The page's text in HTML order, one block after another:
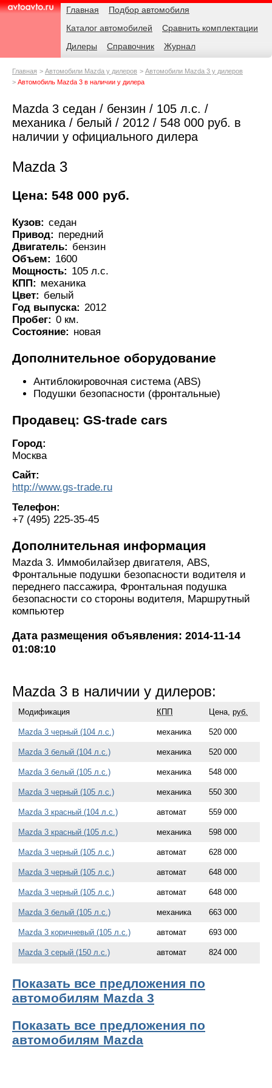
AvtoAvto.ru
Навигация Главная
Подбор автомобиля
Каталог автомобилей
Сравнить комплектации
Дилеры
Справочник Журнал
Родительские
Главная Автомобили Mazda у дилеров
Автомобили Mazda 3 у дилеров
Автомобиль Mazda 3 в наличии у дилера
Mazda 3 седан / бензин / 105 л.с. /
механика / белый / 2012 / 548 000 руб. в
наличии у официального дилера
Mazda 3
Цена: 548 000 руб.
Кузов: седан
Привод: передний
Двигатель: бензин
Объем: 1600
Мощность: 105 л.с.
КПП: механика
Цвет: белый
Год выпуска: 2012
Пробег: 0 км.
Состояние: новая
Дополнительное оборудование
Антиблокировочная система (ABS)
Подушки безопасности (фронтальные)
Продавец: GS-trade cars
Город:
Москва
Сайт:
http://www.gs-trade.ru
Телефон:
+7 (495) 225-35-45
Дополнительная информация
Mazda 3. Иммобилайзер двигателя, ABS,
Фронтальные подушки безопасности водителя и
переднего пассажира, Фронтальная подушка
безопасности со стороны водителя, Маршрутный
компьютер
Дата размещения объявления: 2014-11-14
01:08:10
Mazda 3 в наличии у дилеров:
Модификация КПП Цена, руб.
Mazda 3 черный (104 л.с.) механика 520 000
Mazda 3 белый (104 л.с.) механика 520 000
Mazda 3 белый (105 л.с.) механика 548 000
Mazda 3 черный (105 л.с.) механика 550 300
Mazda 3 красный (104 л.с.) автомат 559 000
Mazda 3 красный (105 л.с.) механика 598 000
Mazda 3 черный (105 л.с.) автомат 628 000
Mazda 3 черный (105 л.с.) автомат 648 000
Mazda 3 черный (105 л.с.) автомат 648 000
Mazda 3 белый (105 л.с.) механика 663 000
Mazda 3 коричневый (105 л.с.) автомат 693 000
Mazda 3 серый (150 л.с.) автомат 824 000
Показать все предложения по
автомобилям Mazda 3
Показать все предложения по
автомобилям Mazda